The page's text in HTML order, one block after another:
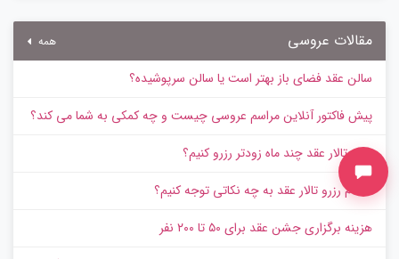
مقالات عروسی همه
سالن عقد فضای باز بهتر است یا سالن سرپوشیده؟
پیش‌ فاکتور آنلاین مراسم عروسی چیست و چه کمکی به شما می کند؟
برای تالار عقد چند ماه زودتر رزرو کنیم؟
هنگام رزرو تالار عقد به چه نکاتی توجه کنیم؟
هزینه برگزاری جشن عقد برای ۵۰ تا ۲۰۰ نفر